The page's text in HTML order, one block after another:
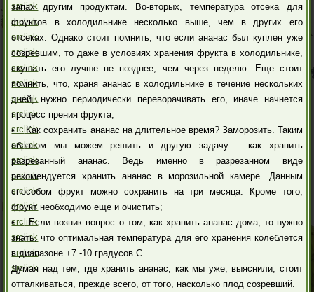
srclink
srclink
srclink
srclink
srclink
srclink
srclink
srclink
src link
srclink
srclink
srclink
srclink
srclink
src link
srclink
srclink
srclink
запах другим продуктам. Во-вторых, температура отсека для
фруктов в холодильнике несколько выше, чем в других его
отсеках. Однако стоит помнить, что если ананас был куплен уже
созревшим, то даже в условиях хранения фрукта в холодильнике,
скушать его лучше не позднее, чем через неделю. Еще стоит
помнить, что, храня ананас в холодильнике в течение нескольких
дней, нужно периодически переворачивать его, иначе начнется
процесс прения фрукта;
• Как сохранить ананас на длительное время? Заморозить. Таким
образом мы можем решить и другую задачу – как хранить
разрезанный ананас. Ведь именно в разрезанном виде
рекомендуется хранить ананас в морозильной камере. Данным
способом фрукт можно сохранить на три месяца. Кроме того,
фрукт необходимо еще и очистить;
• Если возник вопрос о том, как хранить ананас дома, то нужно
знать, что оптимальная температура для его хранения колеблется
в диапазоне +7 -10 градусов С.
Думая над тем, где хранить ананас, как мы уже, выяснили, стоит
отталкиваться, прежде всего, от того, насколько плод созревший.